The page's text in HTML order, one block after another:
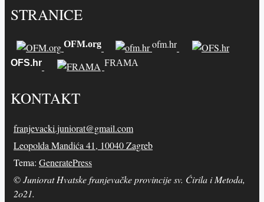
STRANICE
OFM.org ofm.hr
OFS.hr FRAMA
KONTAKT
franjevacki.juniorat@gmail.com
Leopolda Mandića 41, 10040 Zagreb
Tema: GeneratePress
©Juniorat Hvatske franjevačke provincije sv. Ćirila i Metoda,
2o21.